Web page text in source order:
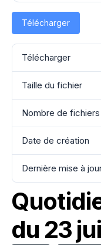
Télécharger
Télécharger
Taille du fichier
Nombre de fichiers
Date de création
Dernière mise à
du 23